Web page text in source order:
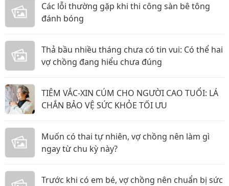
Các lỗi thường gặp khi thi công sàn bê tông
đánh bóng
Thả bầu nhiều tháng chưa có tin vui: Có thể hai
vợ chồng đang hiểu chưa đúng
TIÊM VẮC-XIN CÚM CHO NGƯỜI CAO TUỔI: LÁ
CHẮN BẢO VỆ SỨC KHỎE TỐI ƯU
Muốn có thai tự nhiên, vợ chồng nên làm gì
ngay từ chu kỳ này?
Trước khi có em bé, vợ chồng nên chuẩn bị sức